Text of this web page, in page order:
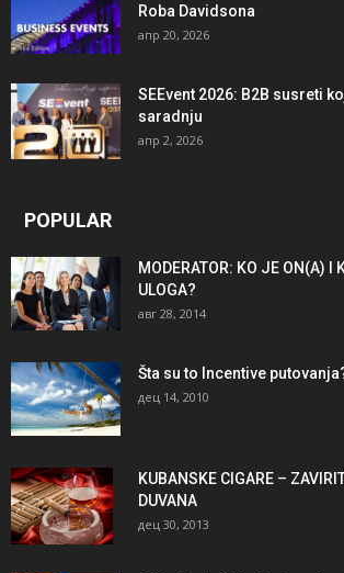
Roba Davidsona
апр 20, 2026
SEEvent 2026: B2B susreti
saradnju
апр 2, 2026
POPULAR
MODERATOR: KO JE ON(A) I
ULOGA?
авг 28, 2014
Šta su to Incentive
дец 14, 2010
KUBANSKE CIGARE –
DUVANA
дец 30, 2013